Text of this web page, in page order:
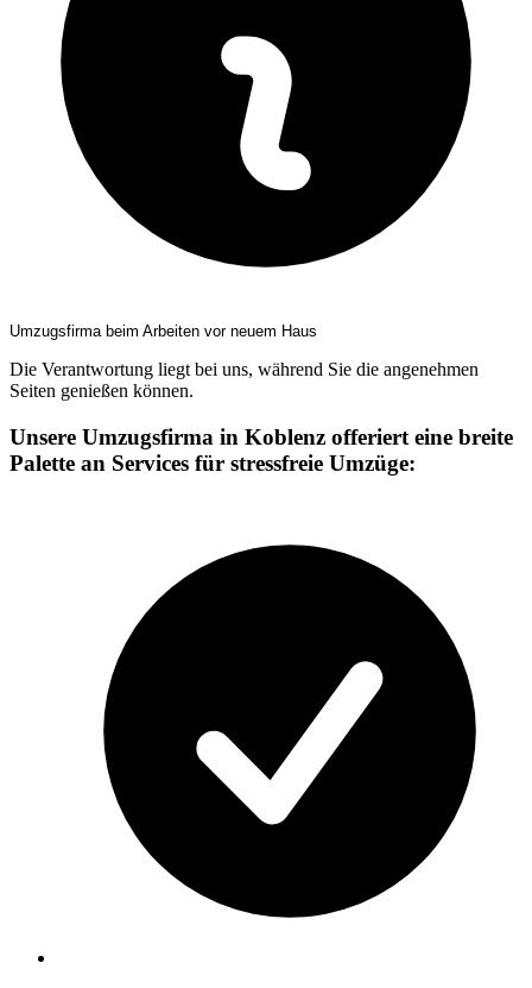
Umzugsfirma beim Arbeiten vor neuem Haus
Die Verantwortung liegt bei uns, während Sie die angenehmen
Seiten genießen können.
Unsere Umzugsfirma in Koblenz offeriert eine breite
Palette an Services für stressfreie Umzüge: